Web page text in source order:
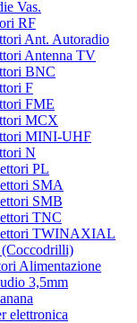
Vas.
RF
Ant. Autoradio
Antenna TV
BNC
F
FME
MCX
MINI-UHF
N
PL
SMA
SMB
TNC
TWINAXIAL
Alimentazione
3,5mm
elettronica